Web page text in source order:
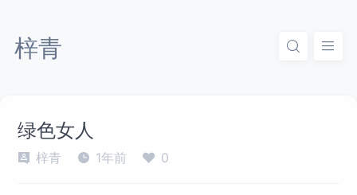
梓青
绿色女人
梓青 1年前 0